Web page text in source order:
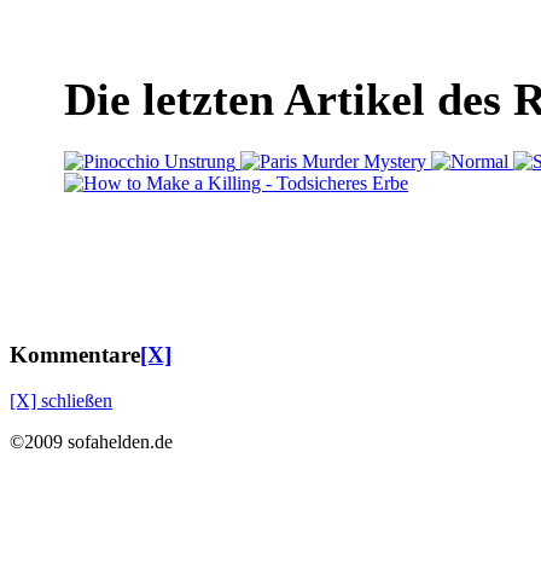
Die letzten Artikel des
Kommentare[X]
[X] schließen
©2009 sofahelden.de